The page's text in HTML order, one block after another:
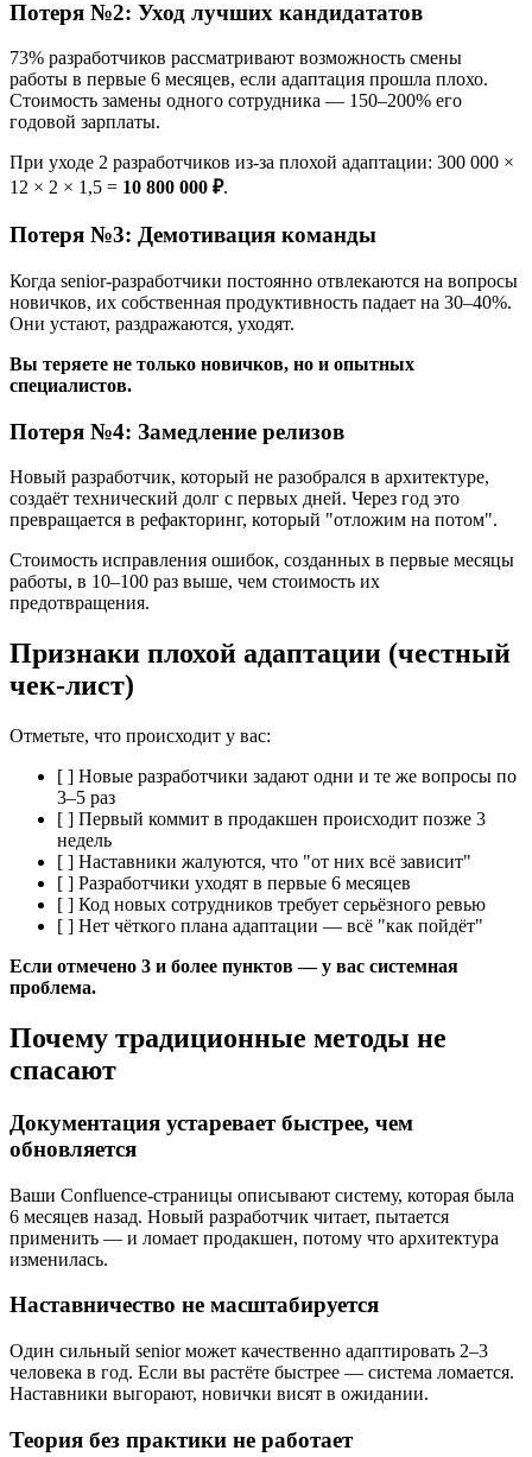
Потеря №2: Уход лучших кандидататов
73% разработчиков рассматривают возможность смены
работы в первые 6 месяцев, если адаптация прошла плохо.
Стоимость замены одного сотрудника — 150–200% его
годовой зарплаты.
При уходе 2 разработчиков из-за плохой адаптации: 300 000 ×
12 × 2 × 1,5 = 10 800 000 ₽.
Потеря №3: Демотивация команды
Когда senior-разработчики постоянно отвлекаются на вопросы
новичков, их собственная продуктивность падает на 30–40%.
Они устают, раздражаются, уходят.
Вы теряете не только новичков, но и опытных
специалистов.
Потеря №4: Замедление релизов
Новый разработчик, который не разобрался в архитектуре,
создаёт технический долг с первых дней. Через год это
превращается в рефакторинг, который "отложим на потом".
Стоимость исправления ошибок, созданных в первые месяцы
работы, в 10–100 раз выше, чем стоимость их
предотвращения.
Признаки плохой адаптации (честный
чек-лист)
Отметьте, что происходит у вас:
[ ] Новые разработчики задают одни и те же вопросы по
3–5 раз
[ ] Первый коммит в продакшен происходит позже 3
недель
[ ] Наставники жалуются, что "от них всё зависит"
[ ] Разработчики уходят в первые 6 месяцев
[ ] Код новых сотрудников требует серьёзного ревью
[ ] Нет чёткого плана адаптации — всё "как пойдёт"
Если отмечено 3 и более пунктов — у вас системная
проблема.
Почему традиционные методы не
спасают
Документация устаревает быстрее, чем
обновляется
Ваши Confluence-страницы описывают систему, которая была
6 месяцев назад. Новый разработчик читает, пытается
применить — и ломает продакшен, потому что архитектура
изменилась.
Наставничество не масштабируется
Один сильный senior может качественно адаптировать 2–3
человека в год. Если вы растёте быстрее — система ломается.
Наставники выгорают, новички висят в ожидании.
Теория без практики не работает